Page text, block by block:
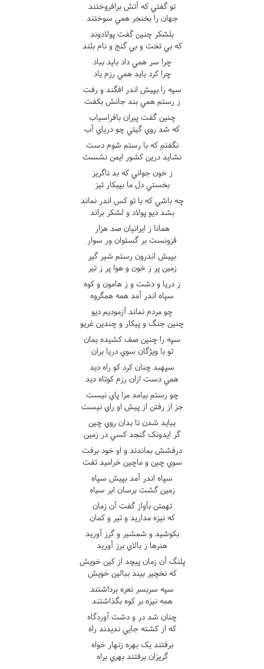
تو گفتي که آتش برافروختند
جهان را بخنجر همي سوختند
بلشکر چنين گفت پولادوند
که بي تخت و بي گنج و نام بلند
چرا سر همي داد بايد بباد
چرا کرد بايد همي رزم ياد
سپه را بپيش اندر افگند و رفت
ز رستم همي بند جانش بکفت
چنين گفت پيران بافراسياب
که شد روي گيتي چو درياي آب
نگفتم که با رستم شوم دست
نشايد درين کشور ايمن نشست
ز خون جواني که بد ناگريز
بخستي دل ما بپيکار تيز
چه باشي که با تو کس اندر نماند
بشد ديو پولاد و لشکر براند
همانا ز ايرانيان صد هزار
فزونست بر گستوان ور سوار
بپيش اندرون رستم شير گير
زمين پر ز خون و هوا پر ز تير
ز دريا و دشت و ز هامون و کوه
سپاه اندر آمد همه همگروه
چو مردم نماند آزموديم ديو
چنين جنگ و پيکار و چندين غريو
سپه را چنين صف کشيده بمان
تو با ويژگان سوي دريا بران
سپهبد چنان کرد کو راه ديد
همي دست ازان رزم کوتاه ديد
چو رستم بيامد مرا پاي نيست
جز از رفتن از پيش او راي نيست
ببايد شدن تا بدان روي چين
گر ايدونک گنجد کسي در زمين
درفشش بماندند و او خود برفت
سوي چين و ماچين خراميد تفت
سپاه اندر آمد بپيش سپاه
زمين گشت برسان ابر سياه
تهمتن بآواز گفت آن زمان
که نيزه مداريد و تير و کمان
بکوشيد و شمشير و گرز آوريد
هنرها ز بالاي برز آوريد
پلنگ آن زمان پيچد از کين خويش
که نخچير بيند ببالين خويش
سپه سربسر نعره برداشتند
همه نيزه بر کوه بگذاشتند
چنان شد در و دشت آوردگاه
که از کشته جايي نديدند راه
برفتند يک بهره زنهار خواه
گريزان برفتند بهري براه